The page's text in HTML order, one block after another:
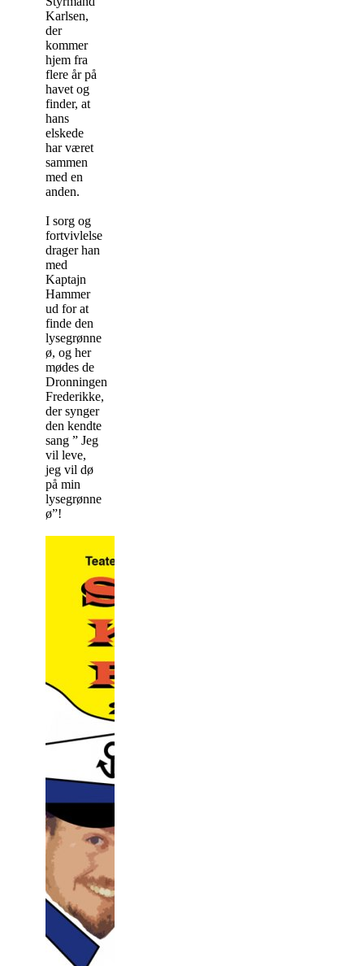
Karlsen,
der
kommer
hjem fra
flere år på
havet og
finder, at
hans
elskede
har været
sammen
med en
anden.
I sorg og
fortvivlelse
drager han
med
Kaptajn
Hammer
ud for at
finde den
lysegrønne
ø, og her
mødes de
Dronningen
Frederikke,
der synger
den kendte
sang ” Jeg
vil leve,
jeg vil dø
på min
lysegrønne
ø”!